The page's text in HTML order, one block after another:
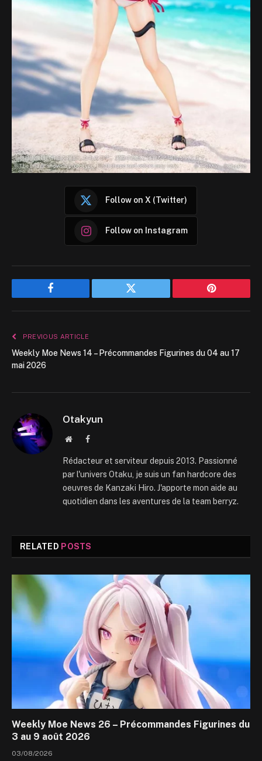
Follow on X (Twitter)
Follow on Instagram
Facebook Twitter Pinterest
PREVIOUS ARTICLE
Weekly Moe News 14 – Précommandes Figurines du 04 au 17
mai 2026
Otakyun
WebsiteFacebook
Rédacteur et serviteur depuis 2013. Passionné
par l'univers Otaku, je suis un fan hardcore des
oeuvres de Kanzaki Hiro. J'apporte mon aide au
quotidien dans les aventures de la team berryz.
RELATED POSTS
Weekly Moe News 26 – Précommandes Figurines du
3 au 9 août 2026
03/08/2026